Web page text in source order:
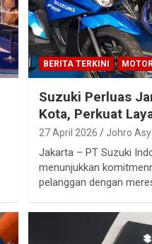
BERITA TERKINI MOTOR
Suzuki Perluas
Kota, Perkuat
27 April 2026 Johro
Jakarta – PT Suzuki
menunjukkan
pelanggan dengan